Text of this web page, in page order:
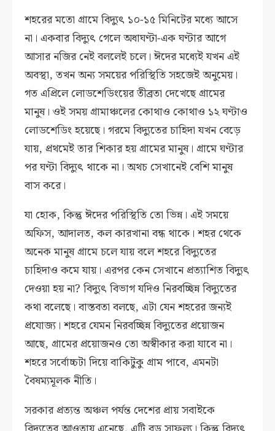
শহরের মতো গ্রামে বিদ্যুৎ ১০-১৫ মিনিটের মধ্যে আসে
না। একবার বিদ্যুৎ গেলে অধাঘণ্টা-এক ঘণ্টার আগে
আসার নজির নেই বললেই চলে। ঈদের মধ্যেই যখন এই
অবস্থা, তখন অন্য সময়ের পরিস্থিতি সহজেই অনুমেয়।
গত এপ্রিলে লোডশেডিংয়ের তীব্রতা দেখেছে গ্রামের
মানুষ। ওই সময় গ্রামাঞ্চলের কোথাও কোথাও ১২ ঘণ্টাও
লোডশেডিং হয়েছে। গরমে বিদ্যুতের চাহিদা যখন বেড়ে
যায়, প্রথমেই তার শিকার হয় গ্রামের মানুষ। গ্রামে ঘণ্টার
পর ঘণ্টা বিদ্যুৎ থাকে না। অথচ সেখানেই বেশি মানুষ
বাস করে।
যা হোক, কিন্তু ঈদের পরিস্থিতি তো ভিন্ন। এই সময়ে
অফিস, আদালত, কল কারখানা বন্ধ থাকে। শহর থেকে
অনেক মানুষ গ্রামে চলে যায় বলে শহরে বিদ্যুতের
চাহিদাও কমে যায়। এরপর কেন সেখানে প্রত্যাশিত বিদ্যুৎ
দেওয়া হয় না? বিদ্যুৎ বিভাগ যদিও নিরবচ্ছিন্ন বিদ্যুতের
কথা বলেছে। বাস্তবতা বলছে, এটা যেন শহরের জন্যই
প্রযোজ্য। শহরে যেমন নিরবচ্ছিন্ন বিদ্যুতের প্রয়োজন
আছে, গ্রামের প্রয়োজনও তো অস্বীকার করা যাবে না।
শহরে সর্বোচ্চটা দিয়ে বাকিটুকু গ্রাম পাবে, এমনটা
বৈষম্যমূলক নীতি।
সরকার প্রত্যন্ত অঞ্চল পর্যন্ত দেশের প্রায় সবাইকে